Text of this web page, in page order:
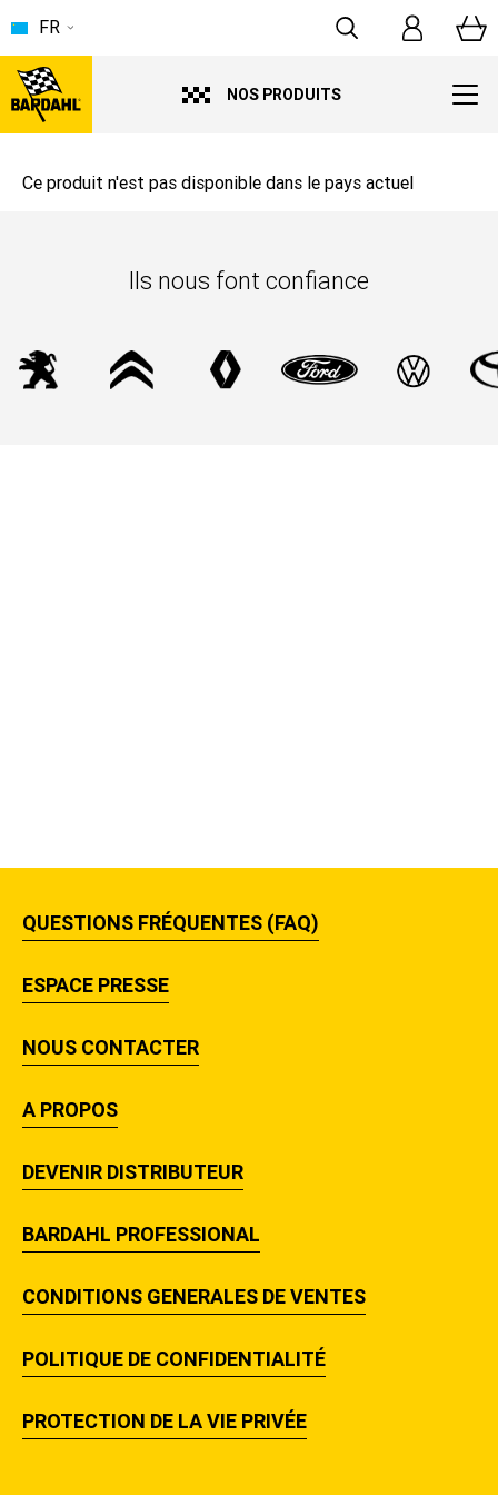
NOS PRODUITS
FR
Ce produit n'est pas disponible dans le pays actuel
Ils nous font confiance
QUESTIONS FRÉQUENTES (FAQ)
ESPACE PRESSE
NOUS CONTACTER
A PROPOS
DEVENIR DISTRIBUTEUR
BARDAHL PROFESSIONAL
CONDITIONS GENERALES DE VENTES
POLITIQUE DE CONFIDENTIALITÉ
PROTECTION DE LA VIE PRIVÉE